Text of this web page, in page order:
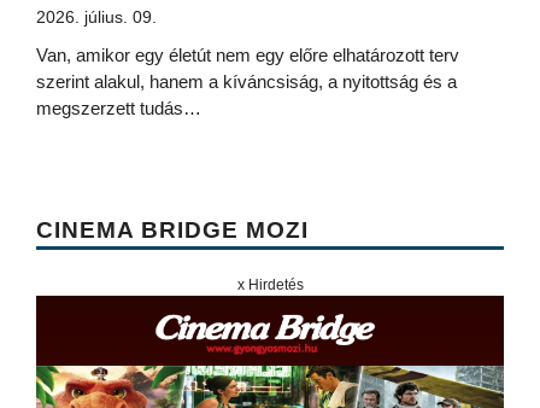
2026. július. 09.
Van, amikor egy életút nem egy előre elhatározott terv
szerint alakul, hanem a kíváncsiság, a nyitottság és a
megszerzett tudás…
CINEMA BRIDGE MOZI
x Hirdetés